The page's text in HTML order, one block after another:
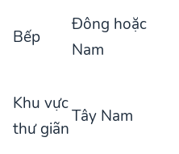
Bếp
Đông hoặc
Nam
Khu vực
thư giãn
Tây Nam